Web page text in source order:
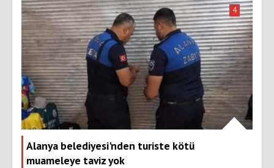
Alanya belediyesi'nden turiste kötü
muameleye taviz yok
4